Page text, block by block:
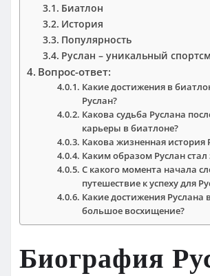
Биатлон
История
Популярность
Руслан – уникальный
Вопрос-ответ:
Какие достижения в
Руслан?
Какова судьба Руслана
карьеры в биатлоне?
Какова жизненная история
Каким образом Руслан
С какого момента начала
путешествие к успеху для
Какие достижения
большое восхищение?
Биография